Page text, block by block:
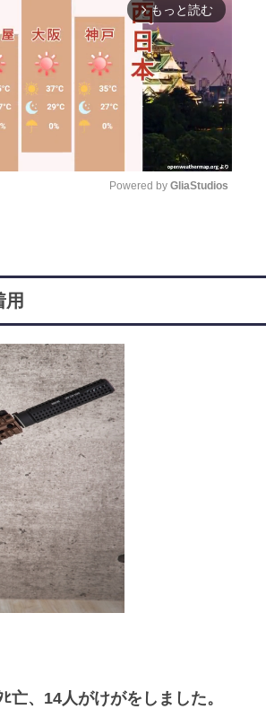
arrow_forward_ios もっと読む
Powered by GliaStudios
、14人がけがをしました。